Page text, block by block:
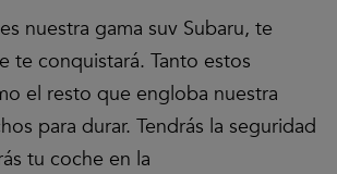
nuestra gama suv Subaru, te
te conquistará. Tanto estos
el resto que engloba nuestra
para durar. Tendrás la seguridad
tu coche en la